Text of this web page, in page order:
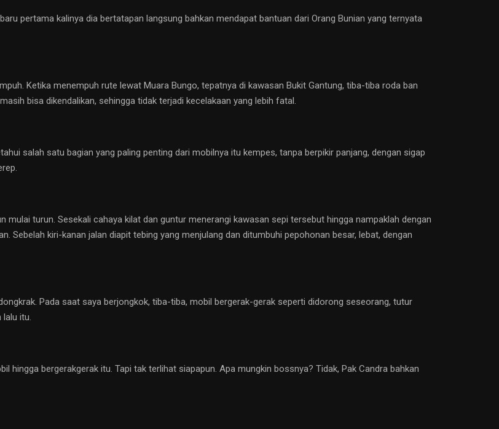
pertama kalinya dia bertatapan langsung bahkan mendapat bantuan dari Orang Bunian yang ternyata
Ketika menempuh rute lewat Muara Bungo, tepatnya di kawasan Bukit Gantung, tiba-tiba roda ban
bisa dikendalikan, sehingga tidak terjadi kecelakaan yang lebih fatal.
salah satu bagian yang paling penting dari mobilnya itu kempes, tanpa berpikir panjang, dengan sigap
mulai turun. Sesekali cahaya kilat dan guntur menerangi kawasan sepi tersebut hingga nampaklah dengan
Sebelah kiri-kanan jalan diapit tebing yang menjulang dan ditumbuhi pepohonan besar, lebat, dengan
Pada saat saya berjongkok, tiba-tiba, mobil bergerak-gerak seperti didorong seseorang, tutur
itu.
hingga bergerakgerak itu. Tapi tak terlihat siapapun. Apa mungkin bossnya? Tidak, Pak Candra bahkan